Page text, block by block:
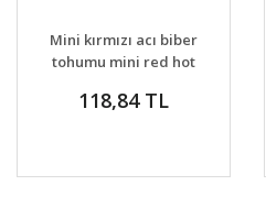
DETAYLAR SEPETE EKLE
Mini kırmızı acı biber
tohumu mini red hot
118,84 TL